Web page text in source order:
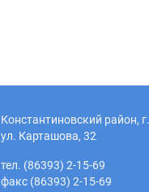
Константиновский район,
ул. Карташова, 32
тел. (86393) 2-15-69
факс (86393) 2-15-69